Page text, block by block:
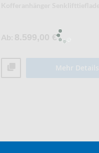
4.021,00 €
Mehr Details